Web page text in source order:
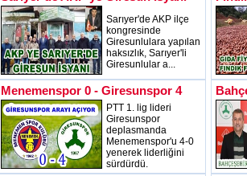
Sarıyer'de AKP ilçe
kongresinde
Giresunlulara yapılan
haksızlık, Sarıyer'li
Giresunlular a...
Menemenspor 0 - Giresunspor 4
PTT 1. lig lideri
Giresunspor
deplasmanda
Menemenspor'u 4-0
yenerek liderliğini
sürdürdü.